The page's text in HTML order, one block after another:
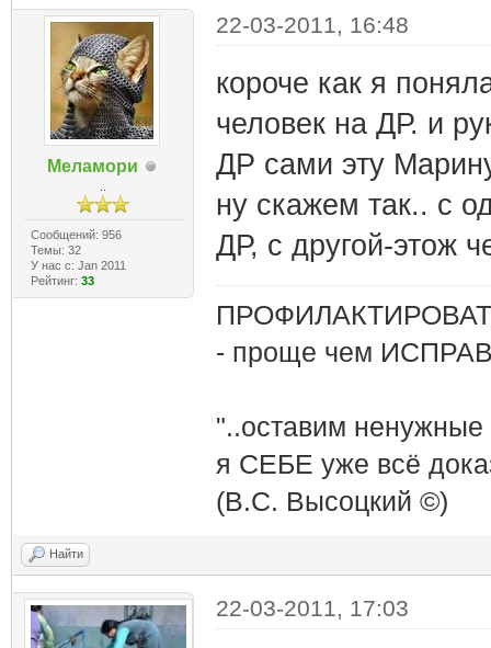
Меламори
Сообщений: 956
Темы: 32
У нас с: Jan 2011
Рейтинг: 33
22-03-2011, 16:48
короче как я
человек на ДР. и
ДР сами эту
ну скажем так.. с
ДР, с другой-этож
- проще чем
"..оставим
я СЕБЕ уже всё
(В.С. Высоцкий ©)
Найти
22-03-2011, 17:03